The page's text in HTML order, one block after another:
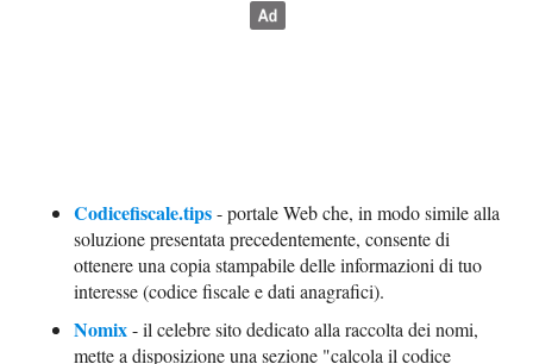
Codicefiscale.tips- portale Web che, in modo simile alla
soluzione presentata precedentemente, consente di
ottenere una copia stampabile delle informazioni di tuo
interesse (codice fiscale e dati anagrafici).
Nomix- il celebre sito dedicato alla raccolta dei nomi,
mette a disposizione una sezione "calcola il codice